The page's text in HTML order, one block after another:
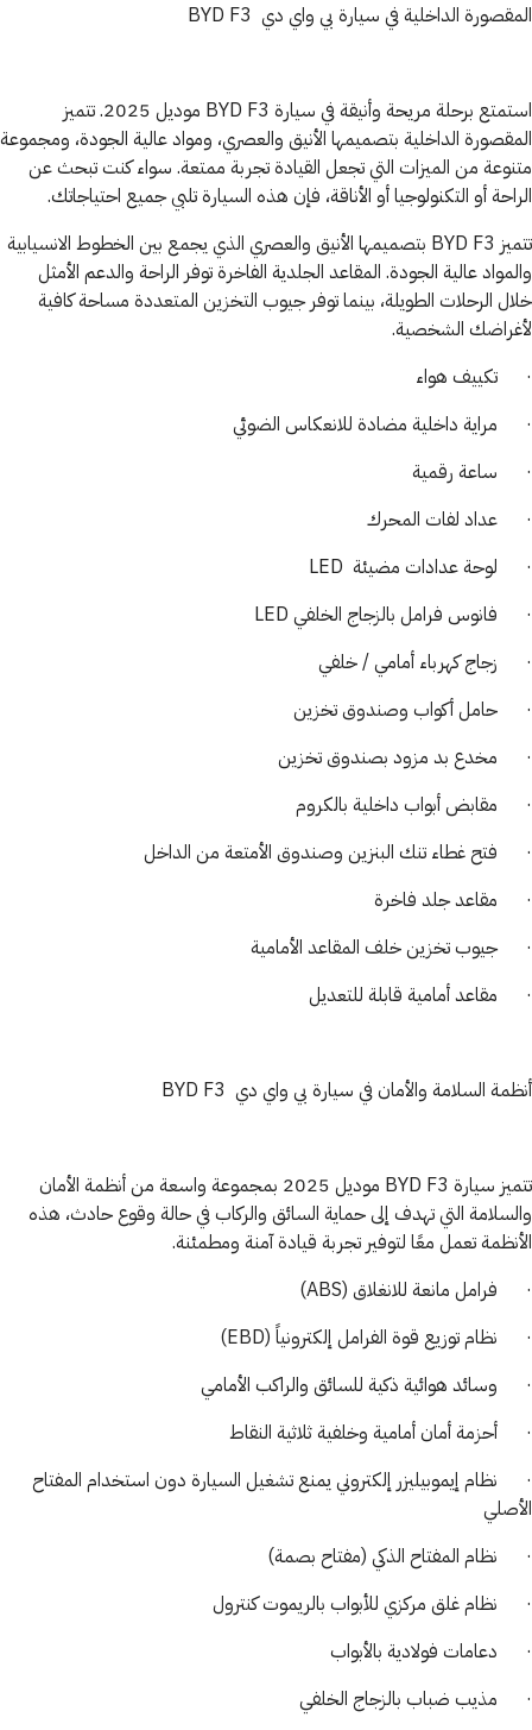
المقصورة الداخلية في سيارة بي واي دي BYD F3
استمتع برحلة مريحة وأنيقة في سيارة BYD F3 موديل 2025. تتميز
المقصورة الداخلية بتصميمها الأنيق والعصري، ومواد عالية الجودة، ومجموعة
متنوعة من الميزات التي تجعل القيادة تجربة ممتعة. سواء كنت تبحث عن
الراحة أو التكنولوجيا أو الأناقة، فإن هذه السيارة تلبي جميع احتياجاتك.
تتميز BYD F3 بتصميمها الأنيق والعصري الذي يجمع بين الخطوط الانسيابية
والمواد عالية الجودة. المقاعد الجلدية الفاخرة توفر الراحة والدعم الأمثل
خلال الرحلات الطويلة، بينما توفر جيوب التخزين المتعددة مساحة كافية
لأغراضك الشخصية.
· تكييف هواء
· مراية داخلية مضادة للانعكاس الضوئي
· ساعة رقمية
· عداد لفات المحرك
· لوحة عدادات مضيئة LED
· فانوس فرامل بالزجاج الخلفي LED
· زجاج كهرباء أمامي / خلفي
· حامل أكواب وصندوق تخزين
· مخدع بد مزود بصندوق تخزين
· مقابض أبواب داخلية بالكروم
· فتح غطاء تنك البنزين وصندوق الأمتعة من الداخل
· مقاعد جلد فاخرة
· جيوب تخزين خلف المقاعد الأمامية
· مقاعد أمامية قابلة للتعديل
أنظمة السلامة والأمان في سيارة بي واي دي BYD F3
تتميز سيارة BYD F3 موديل 2025 بمجموعة واسعة من أنظمة الأمان
والسلامة التي تهدف إلى حماية السائق والركاب في حالة وقوع حادث، هذه
الأنظمة تعمل معًا لتوفير تجربة قيادة آمنة ومطمئنة.
· فرامل مانعة للانغلاق (ABS)
· نظام توزيع قوة الفرامل إلكترونياً (EBD)
· وسائد هوائية ذكية للسائق والراكب الأمامي
· أحزمة أمان أمامية وخلفية ثلاثية النقاط
· نظام إيموبيليزر إلكتروني يمنع تشغيل السيارة دون استخدام المفتاح
الأصلي
· نظام المفتاح الذكي (مفتاح بصمة)
· نظام غلق مركزي للأبواب بالريموت كنترول
· دعامات فولادية بالأبواب
· مذيب ضباب بالزجاج الخلفي